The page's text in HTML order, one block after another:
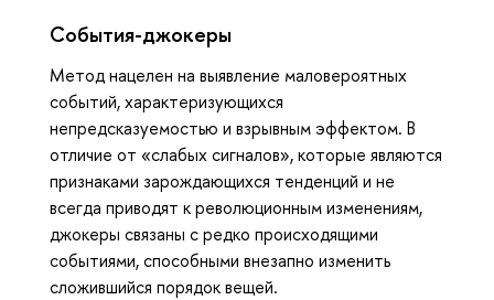
События-джокеры
Метод нацелен на выявление маловероятных
событий, характеризующихся
непредсказуемостью и взрывным эффектом. В
отличие от «слабых сигналов», которые являются
признаками зарождающихся тенденций и не
всегда приводят к революционным изменениям,
джокеры связаны с редко происходящими
событиями, способными внезапно изменить
сложившийся порядок вещей.